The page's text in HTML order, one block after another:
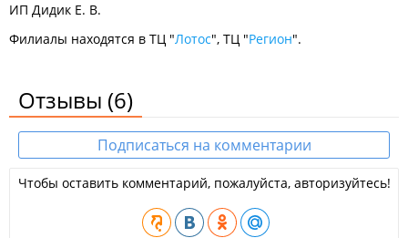
ИП Дидик Е. В.
Филиалы находятся в ТЦ "Лотос", ТЦ "Регион".
Отзывы (6)
Подписаться на комментарии
Чтобы оставить комментарий, пожалуйста, авторизуйтесь!